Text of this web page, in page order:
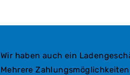
Wir haben auch ein
Mehrere Zahlungsmöglichkeiten